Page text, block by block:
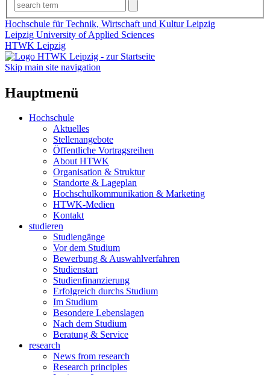
Hochschule für Technik, Wirtschaft und Kultur Leipzig
Leipzig University of Applied Sciences
HTWK Leipzig
Skip main site navigation
Hauptmenü
Hochschule
Aktuelles
Stellenangebote
Öffentliche Vortragsreihen
About HTWK
Organisation & Struktur
Standorte & Lageplan
Hochschulkommunikation & Marketing
HTWK-Medien
Kontakt
studieren
Studiengänge
Vor dem Studium
Bewerbung & Auswahlverfahren
Studienstart
Studienfinanzierung
Erfolgreich durchs Studium
Im Studium
Besondere Lebenslagen
Nach dem Studium
Beratung & Service
research
News from research
Research principles